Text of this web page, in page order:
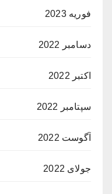
فوریه 2023
دسامبر 2022
اکتبر 2022
سپتامبر 2022
آگوست 2022
جولای 2022